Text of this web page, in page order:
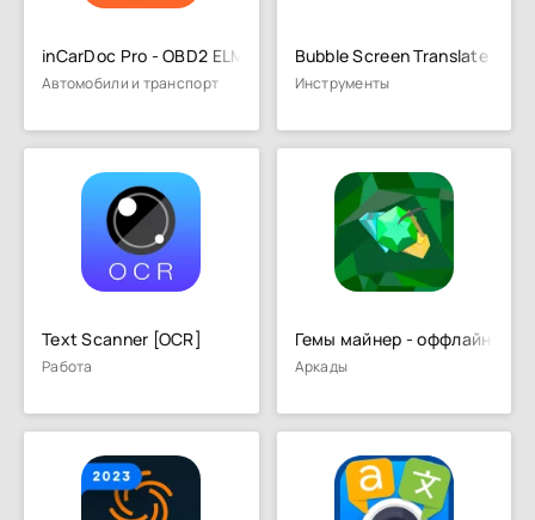
inCarDoc Pro - OBD2 ELM327 Сканер
Автомобили и транспорт
Bubble Screen Translate
Инструменты
Text Scanner [OCR]
Работа
Гемы майнер - оффлайн
Аркады